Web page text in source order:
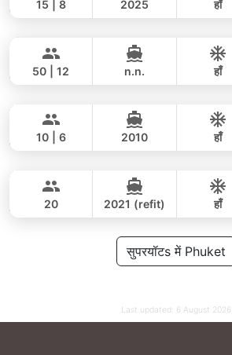
15 | 8 2025 हाँ
KING YACHT 72FT
50 | 12 n.n. हाँ
ARNO LEOPARD 75FT
10 | 6 2010 हाँ
PRINCESS YACHT 78FT
20 2021 (refit) हाँ
सुपरयॉटs में Phuket
Last updated: 6 August 2026